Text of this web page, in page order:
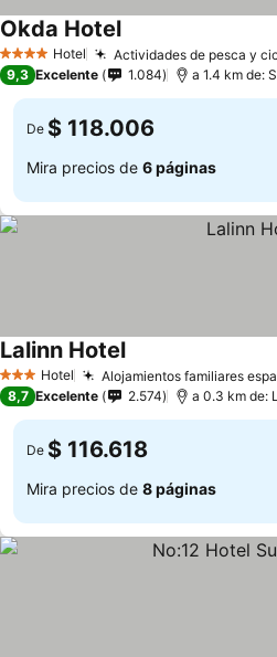
4 EstrellasHotel Actividades de pesca y
Okda HotelVer precios
9,3 Excelente 1.084 a 1.4 km de:
De $ 118.006
Mira precios de 6 páginas
3 Estrellas
Hotel Alojamientos familiares
Lalinn HotelVer precios
8,7 Excelente 2.574 a 0.3 km de:
De $ 116.618
Mira precios de 8 páginas